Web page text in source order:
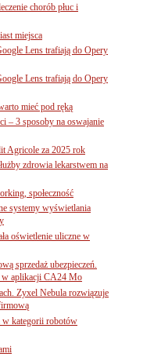
chorób płuc i
miejsca
Lens trafiają do Opery
Lens trafiają do Opery
mieć pod ręką
– 3 sposoby na oswajanie
Agricole za 2025 rok
zdrowia lekarstwem na
społeczność
systemy wyświetlania
oświetlenie uliczne w
sprzedaż ubezpieczeń.
w aplikacji CA24 Mo
Zyxel Nebula rozwiązuje
w kategorii robotów